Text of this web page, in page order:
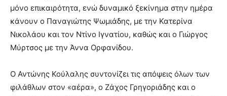
μόνο επικαιρότητα, ενώ δυναμικό ξεκίνημα στην ημέρα
κάνουν ο Παναγιώτης Ψωμιάδης, με την Κατερίνα
Νικολάου και τον Ντίνο Ιγνατίου, καθώς και ο Γιώργος
Μύρτσος με την Άννα Ορφανίδου.
Ο Αντώνης Κούλαλης συντονίζει τις απόψεις όλων των
φιλάθλων στον «αέρα», ο Ζάχος Γρηγοριάδης και ο